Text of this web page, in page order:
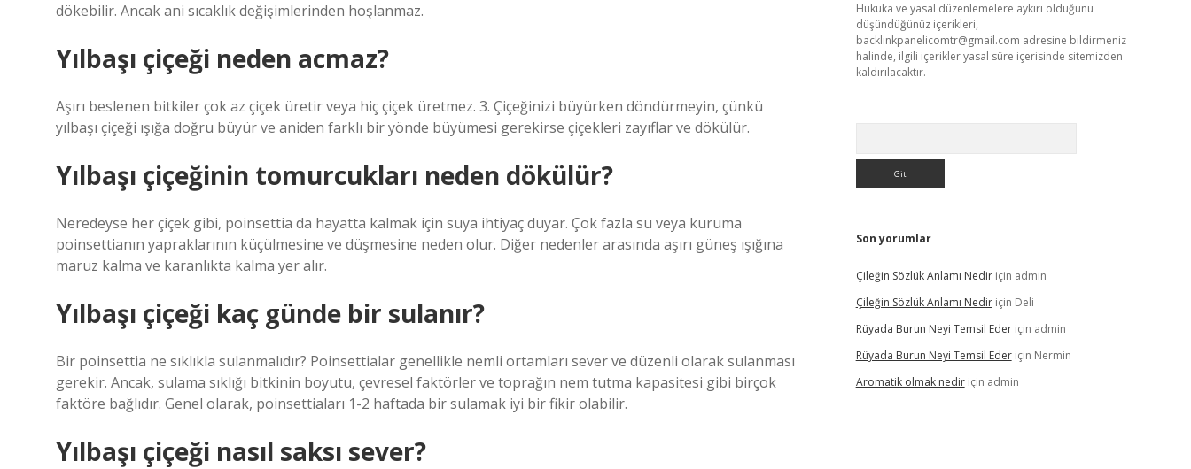
dökebilir. Ancak ani sıcaklık değişimlerinden hoşlanmaz.
Yılbaşı çiçeği neden acmaz?
Aşırı beslenen bitkiler çok az çiçek üretir veya hiç çiçek üretmez. 3. Çiçeğinizi büyürken döndürmeyin, çünkü
yılbaşı çiçeği ışığa doğru büyür ve aniden farklı bir yönde büyümesi gerekirse çiçekleri zayıflar ve dökülür.
Yılbaşı çiçeğinin tomurcukları neden dökülür?
Neredeyse her çiçek gibi, poinsettia da hayatta kalmak için suya ihtiyaç duyar. Çok fazla su veya kuruma
poinsettianın yapraklarının küçülmesine ve düşmesine neden olur. Diğer nedenler arasında aşırı güneş ışığına
maruz kalma ve karanlıkta kalma yer alır.
Yılbaşı çiçeği kaç günde bir sulanır?
Bir poinsettia ne sıklıkla sulanmalıdır? Poinsettialar genellikle nemli ortamları sever ve düzenli olarak sulanması
gerekir. Ancak, sulama sıklığı bitkinin boyutu, çevresel faktörler ve toprağın nem tutma kapasitesi gibi birçok
faktöre bağlıdır. Genel olarak, poinsettiaları 1-2 haftada bir sulamak iyi bir fikir olabilir.
Yılbaşı çiçeği nasıl saksı sever?
Hukuka ve yasal düzenlemelere aykırı olduğunu
düşündüğünüz içerikleri,
backlinkpanelicomtr@gmail.com adresine bildirmeniz
halinde, ilgili içerikler yasal süre içerisinde sitemizden
kaldırılacaktır.
Son yorumlar
Çileğin Sözlük Anlamı Nediriçin admin
Çileğin Sözlük Anlamı Nediriçin Deli
Rüyada Burun Neyi Temsil Ederiçin admin
Rüyada Burun Neyi Temsil Ederiçin Nermin
Aromatik olmak nediriçin admin